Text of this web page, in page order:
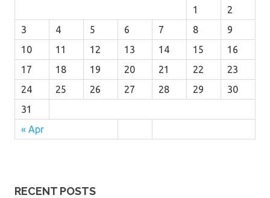
« Apr
1
2
3
4 5 6 7 8
9
10
11 12 13 14 15
16
17
18 19 20 21 22
23
24
25 26 27 28 29
30
31
RECENT POSTS